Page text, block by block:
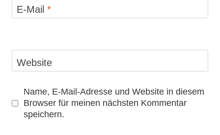
E-Mail *
Website
Name, E-Mail-Adresse und Website in diesem
Browser für meinen nächsten Kommentar
speichern.